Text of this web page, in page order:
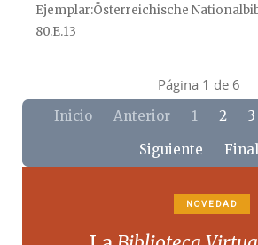
Ejemplar Österreichische
80.E.13
Página 1 de 6
Inicio Anterior 1 2 3
Siguiente
Final
NOVEDAD